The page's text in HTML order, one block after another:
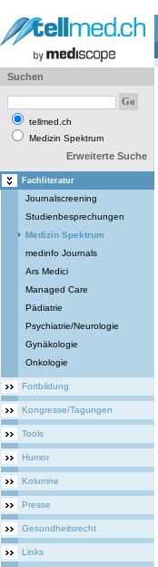
Suchen
tellmed.ch
Medizin Spektrum
Erweiterte Suche
Fachliteratur
Journalscreening
Studienbesprechungen
Medizin Spektrum
medinfo Journals
Ars Medici
Managed Care
Pädiatrie
Psychiatrie/Neurologie
Gynäkologie
Onkologie
Fortbildung
Kongresse/Tagungen
Tools
Humor
Kolumne
Presse
Gesundheitsrecht
Links